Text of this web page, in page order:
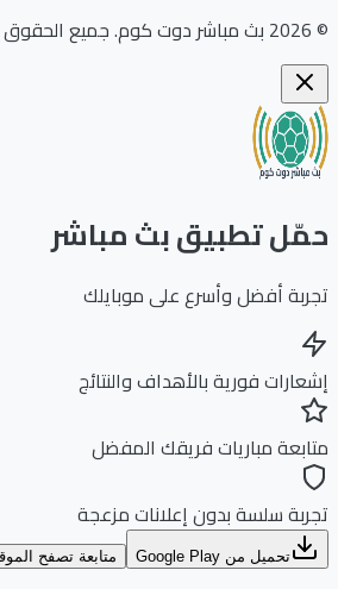
بث مباشر دوت كوم.جميع الحقوق
تطبيق بث مباشر
أفضل وأسرع على موبايلك
فورية بالأهداف والنتائج
مباريات فريقك المفضل
سلسة بدون إعلانات مزعجة
تحميل من Google Play متابعة تصفح الموقع